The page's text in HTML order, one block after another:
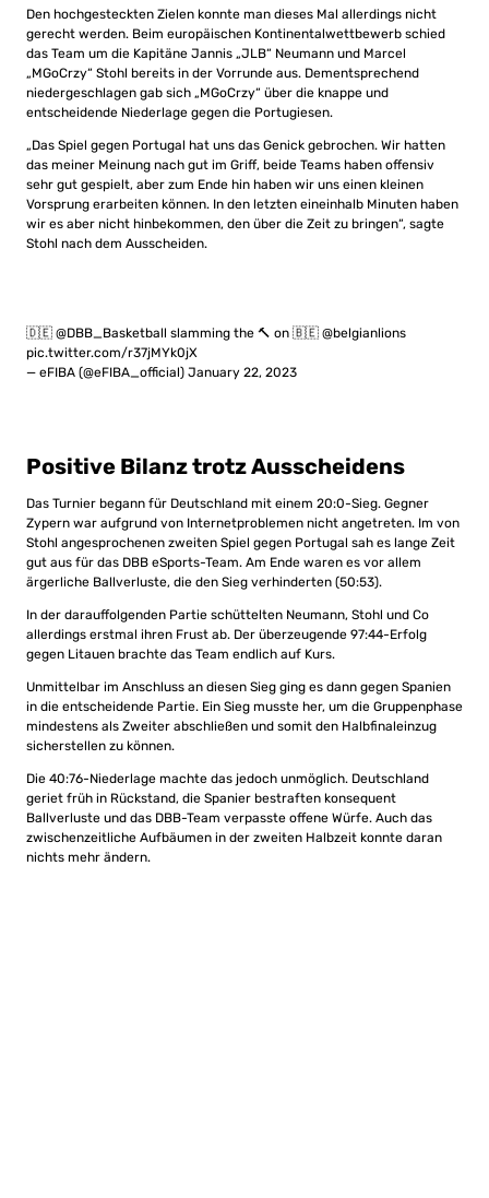
Den hochgesteckten Zielen konnte man dieses Mal allerdings nicht
gerecht werden. Beim europäischen Kontinentalwettbewerb schied
das Team um die Kapitäne Jannis „JLB“ Neumann und Marcel
„MGoCrzy“ Stohl bereits in der Vorrunde aus. Dementsprechend
niedergeschlagen gab sich „MGoCrzy“ über die knappe und
entscheidende Niederlage gegen die Portugiesen.
„Das Spiel gegen Portugal hat uns das Genick gebrochen. Wir hatten
das meiner Meinung nach gut im Griff, beide Teams haben offensiv
sehr gut gespielt, aber zum Ende hin haben wir uns einen kleinen
Vorsprung erarbeiten können. In den letzten eineinhalb Minuten haben
wir es aber nicht hinbekommen, den über die Zeit zu bringen“, sagte
Stohl nach dem Ausscheiden.
🇩🇪 @DBB_Basketball slamming the 🔨 on 🇧🇪 @belgianlions
pic.twitter.com/r37jMYk0jX
— eFIBA (@eFIBA_official) January 22, 2023
Positive Bilanz trotz Ausscheidens
Das Turnier begann für Deutschland mit einem 20:0-Sieg. Gegner
Zypern war aufgrund von Internetproblemen nicht angetreten. Im von
Stohl angesprochenen zweiten Spiel gegen Portugal sah es lange Zeit
gut aus für das DBB eSports-Team. Am Ende waren es vor allem
ärgerliche Ballverluste, die den Sieg verhinderten (50:53).
In der darauffolgenden Partie schüttelten Neumann, Stohl und Co
allerdings erstmal ihren Frust ab. Der überzeugende 97:44-Erfolg
gegen Litauen brachte das Team endlich auf Kurs.
Unmittelbar im Anschluss an diesen Sieg ging es dann gegen Spanien
in die entscheidende Partie. Ein Sieg musste her, um die Gruppenphase
mindestens als Zweiter abschließen und somit den Halbfinaleinzug
sicherstellen zu können.
Die 40:76-Niederlage machte das jedoch unmöglich. Deutschland
geriet früh in Rückstand, die Spanier bestraften konsequent
Ballverluste und das DBB-Team verpasste offene Würfe. Auch das
zwischenzeitliche Aufbäumen in der zweiten Halbzeit konnte daran
nichts mehr ändern.